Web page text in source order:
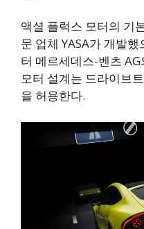
액셜 플럭스 모터의 기
문 업체 YASA가 개발
터 메르세데스-벤츠
모터 설계는 드라이브
을 허용한다.